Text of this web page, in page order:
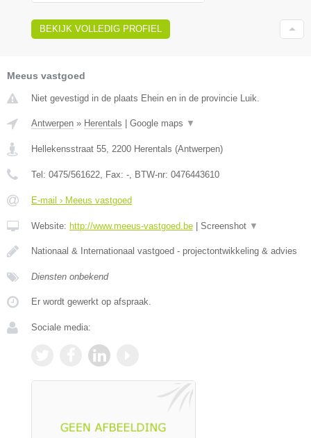
BEKIJK VOLLEDIG PROFIEL
Meeus vastgoed
Niet gevestigd in de plaats Ehein en in de provincie Luik.
Antwerpen » Herentals Google maps ▼
Hellekensstraat 55, 2200 Herentals (Antwerpen)
Tel: 0475/561622, Fax: -, BTW-nr: 0476443610
E-mail › Meeus vastgoed
Website: http://www.meeus-vastgoed.be Screenshot ▼
Nationaal & Internationaal vastgoed - projectontwikkeling & advies
Diensten onbekend
Er wordt gewerkt op afspraak.
Sociale media: